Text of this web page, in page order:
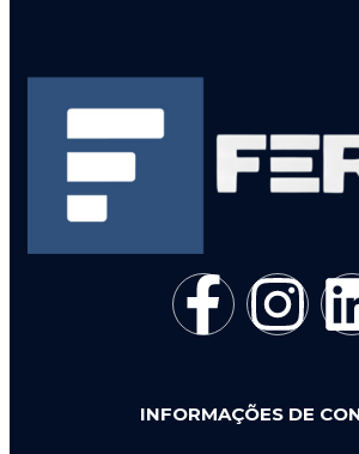
INFORMAÇÕES DE